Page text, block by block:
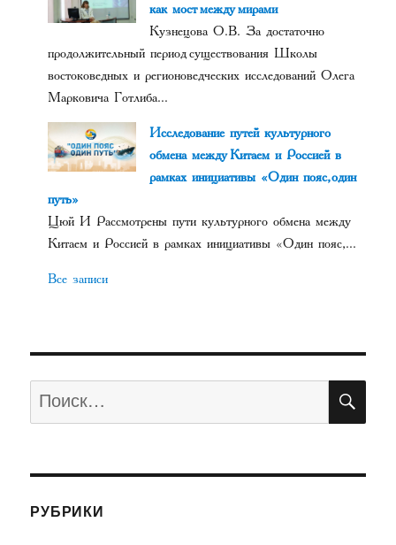
как мост между мирами
Кузнецова О.В. За достаточно
продолжительный период существования Школы
востоковедных и регионоведческих исследований Олега
Марковича Готлиба...
Исследование путей культурного
обмена между Китаем и Россией в
рамках инициативы «Один пояс, один
путь»
Цюй И Рассмотрены пути культурного обмена между
Китаем и Россией в рамках инициативы «Один пояс,...
Все записи
РУБРИКИ